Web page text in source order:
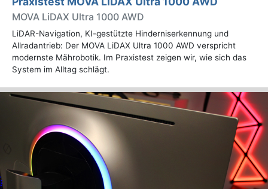
MOVA LiDAX Ultra 1000 AWD
LiDAR-Navigation, KI-gestützte Hinderniserkennung und
Allradantrieb: Der MOVA LiDAX Ultra 1000 AWD verspricht
modernste Mährobotik. Im Praxistest zeigen wir, wie sich das
System im Alltag schlägt.